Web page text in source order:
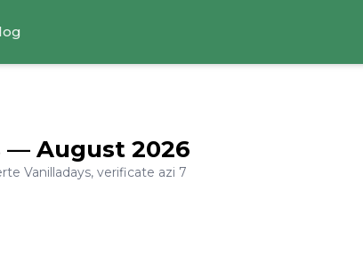
— August 2026
Vanilladays, verificate azi 7